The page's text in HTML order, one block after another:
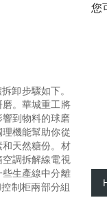
卸步驟如下。
。華城重工將
到物料的球磨
機能幫助你從
天然糖份。材
調拆解線電視
生產線中分離
制柜兩部分組
您